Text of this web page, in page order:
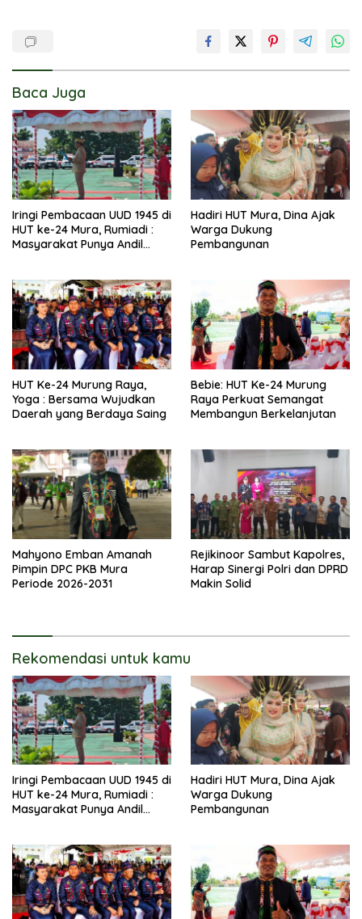
Baca Juga
Iringi Pembacaan UUD 1945 di
HUT ke-24 Mura, Rumiadi :
Masyarakat Punya Andil
Hadiri HUT Mura, Dina Ajak
Warga Dukung
Pembangunan
HUT Ke-24 Murung Raya,
Yoga : Bersama Wujudkan
Daerah yang Berdaya Saing
Bebie: HUT Ke-24 Murung
Raya Perkuat Semangat
Membangun Berkelanjutan
Mahyono Emban Amanah
Pimpin DPC PKB Mura
Periode 2026-2031
Rejikinoor Sambut Kapolres,
Harap Sinergi Polri dan DPRD
Makin Solid
Rekomendasi untuk kamu
Iringi Pembacaan UUD 1945 di
HUT ke-24 Mura, Rumiadi :
Masyarakat Punya Andil
Hadiri HUT Mura, Dina Ajak
Warga Dukung
Pembangunan